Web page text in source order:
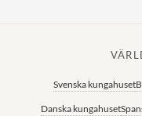
Svenska kungahuset
Danska kungahuset